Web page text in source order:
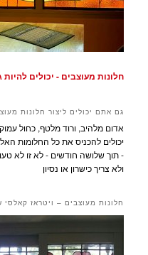
חלונות מעוצבים - יכולים
גם אתם יכולים ליצור חלונות
אדום מלהיב, ורוד מלטף, כחול
יכולים להכניס את כל החלומות
- תוך שלושה חודשים - לא זו לא
ולא צריך כישרון או נסיון
חלונות מעוצבים – ויטראז קאלסי